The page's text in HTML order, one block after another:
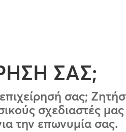
ΣΑΣ;
επιχείρησή σας;
σχεδιαστές μας
την επωνυμία σας.